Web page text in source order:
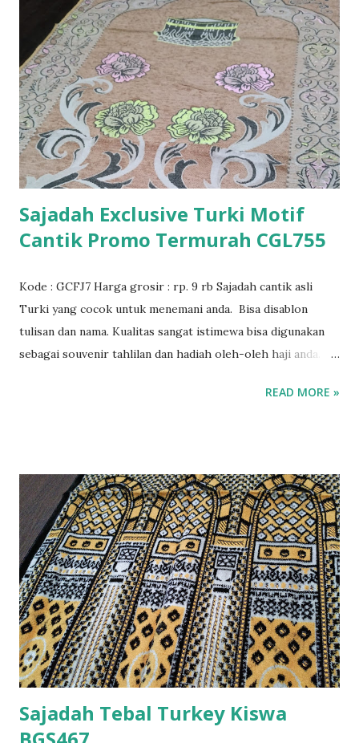
Sajadah Exclusive Turki Motif
Cantik Promo Termurah CGL755
Kode : GCFJ7 Harga grosir : rp. 9 rb Sajadah cantik asli
Turki yang cocok untuk menemani anda. Bisa disablon
tulisan dan nama. Kualitas sangat istimewa bisa digunakan
sebagai souvenir tahlilan dan hadiah oleh-oleh haji anda.
READ MORE »
Sajadah Tebal Turkey Kiswa